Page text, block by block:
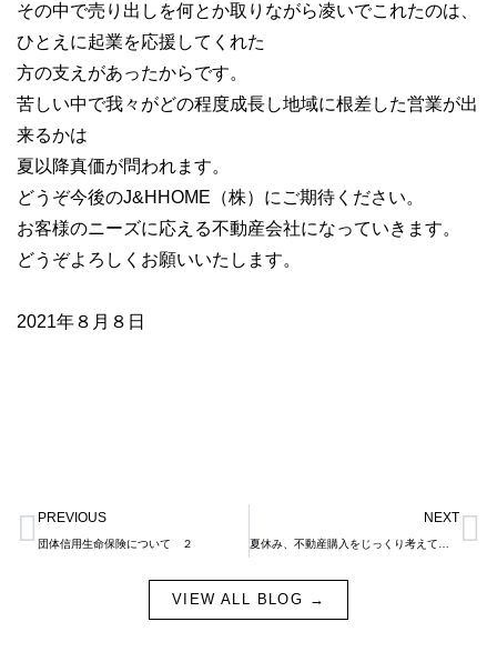
その中で売り出しを何とか取りながら凌いでこれたのは、
ひとえに起業を応援してくれた
方の支えがあったからです。
苦しい中で我々がどの程度成長し地域に根差した営業が出
来るかは
夏以降真価が問われます。
どうぞ今後のJ&HHOME（株）にご期待ください。
お客様のニーズに応える不動産会社になっていきます。
どうぞよろしくお願いいたします。
2021年８月８日
Prev
PREVIOUS
団体信用生命保険について ２
NEXT
VIEW ALL BLOG →